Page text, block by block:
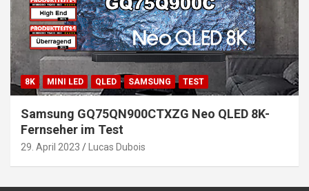
8K MINI LED QLED SAMSUNG TEST
Samsung GQ75QN900CTXZG Neo QLED 8K-
Fernseher im Test
29. April 2023 Lucas Dubois